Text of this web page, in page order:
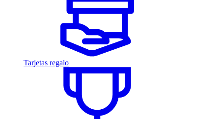
Tarjetas regalo